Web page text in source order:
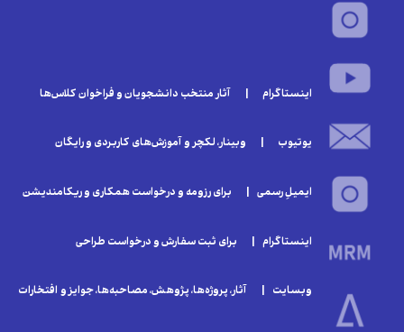
اینستاگرام | آثار منتخب دانشجویان و فراخوان‌ کلا‌س‌ها
یوتیوب | وبینار‌، لکچر و آموزش‌های کاربردی و رایگان
ایمیلِ رسمی | برای رزومه و درخواست همکاری و ریکامندیشن
اینستاگرام | برای ثبت سفارش و درخواست طراحی
وبسایت | آثار، پروژه‌ها، پژوهش، مصاحبه‌ها، جوایز و افتخارات